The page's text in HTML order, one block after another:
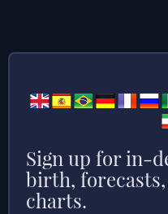
Sign up for in-
birth,
charts.